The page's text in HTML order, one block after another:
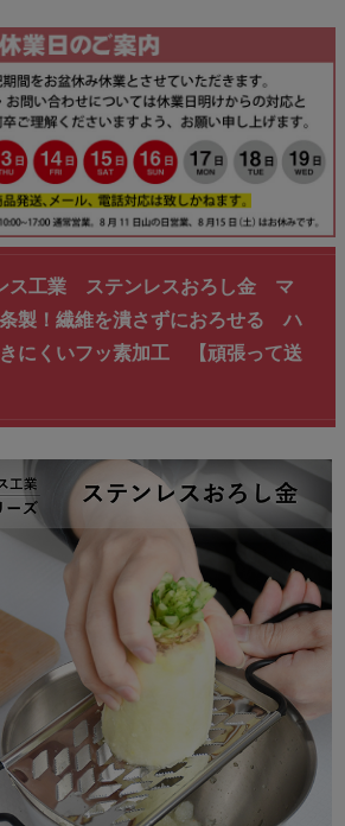
ス工業 ステンレスおろし金 マ
製！繊維を潰さずにおろせる ハ
にくいフッ素加工 【頑張って送